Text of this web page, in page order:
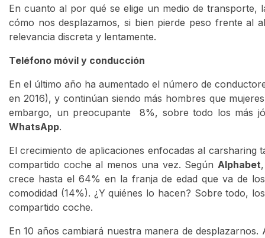
En cuanto al por qué se elige un medio de
cómo nos desplazamos, si bien pierde peso frente al
relevancia discreta y lentamente.
Teléfono móvil y conducción
En el último año ha aumentado el número de
en 2016), y continúan siendo más hombres que
embargo, un preocupante 8%, sobre todo los más
WhatsApp.
El crecimiento de aplicaciones enfocadas al
compartido coche al menos una vez. Según Alphabet
crece hasta el 64% en la franja de edad que va de
comodidad (14%). ¿Y quiénes lo hacen? Sobre todo,
compartido coche.
En 10 años cambiará nuestra manera de